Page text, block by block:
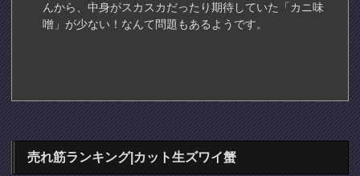
んから、中身がスカスカだったり期待していた「カニ味
噌」が少ない！なんて問題もあるようです。
売れ筋ランキング|カット生ズワイ蟹